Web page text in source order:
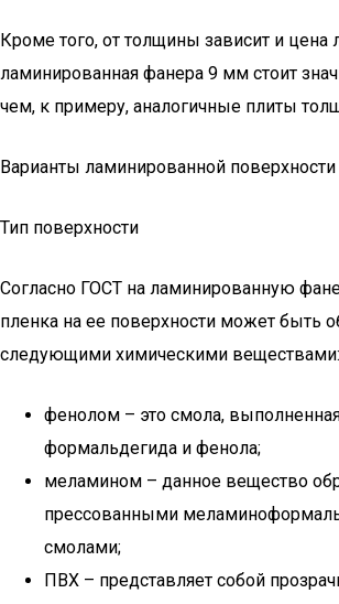
Кроме того, от толщины зависит и цена
ламинированная фанера 9 мм стоит
чем, к примеру, аналогичные плиты
Варианты ламинированной поверхности
Тип поверхности
Согласно ГОСТ на ламинированную
пленка на ее поверхности может быть
следующими химическими веществами:
фенолом – это смола,
формальдегида и фенола;
меламином – данное вещество
прессованными
смолами;
ПВХ – представляет собой